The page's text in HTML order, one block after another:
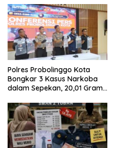
Polres Probolinggo Kota
Bongkar 3 Kasus Narkoba
dalam Sepekan, 20,01 Gram